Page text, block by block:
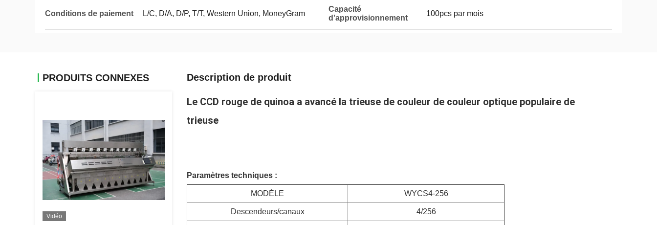
Conditions de paiement L/C, D/A, D/P, T/T, Western Union, MoneyGram
Capacité
d'approvisionnement
100pcs par mois
PRODUITS CONNEXES
Vidéo
Description de produit
Le CCD rouge de quinoa a avancé la trieuse de couleur de couleur optique populaire de
trieuse
Paramètres techniques :
MODÈLE WYCS4-256
Descendeurs/canaux 4/256